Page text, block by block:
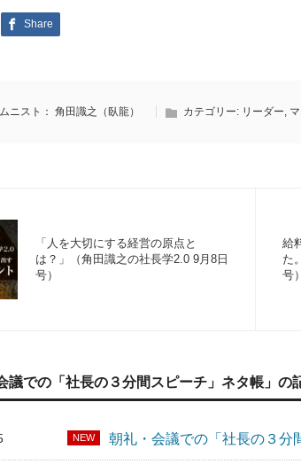
Share
ニスト： 角田識之（臥龍） カテゴリー: リーダー,
「人を大切にする経営の原点と
は？」（角田識之の社長学2.0 9月8日
号）
給
た
号）
議での「社長の３分間スピーチ」ネタ帳」の
NEW 朝礼・会議での「社長の３分